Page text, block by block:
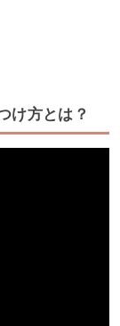
け方とは？